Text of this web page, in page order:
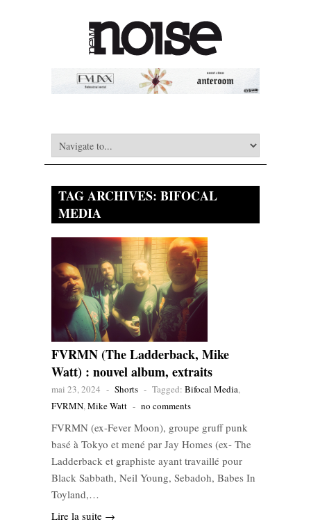
TAG ARCHIVES: BIFOCAL
MEDIA
FVRMN (The Ladderback, Mike
Watt) : nouvel album, extraits
mai 23, 2024 - Shorts - Tagged: Bifocal Media,
FVRMN,Mike Watt - no comments
FVRMN (ex-Fever Moon), groupe gruff punk
basé à Tokyo et mené par Jay Homes (ex- The
Ladderback et graphiste ayant travaillé pour
Black Sabbath, Neil Young, Sebadoh, Babes In
Toyland,…
Lire la suite →